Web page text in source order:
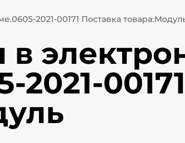
2021-00171 Поставка
в